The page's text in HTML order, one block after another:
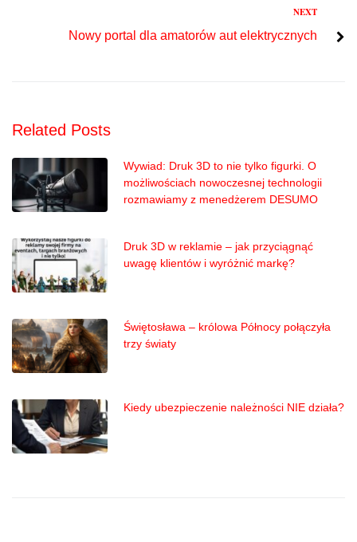
NEXT
Nowy portal dla amatorów aut elektrycznych
Related Posts
Wywiad: Druk 3D to nie tylko figurki. O
możliwościach nowoczesnej technologii
rozmawiamy z menedżerem DESUMO
Druk 3D w reklamie – jak przyciągnąć
uwagę klientów i wyróżnić markę?
Świętosława – królowa Północy połączyła
trzy światy
Kiedy ubezpieczenie należności NIE działa?